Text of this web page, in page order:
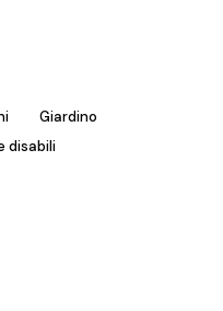
Giardino
disabili